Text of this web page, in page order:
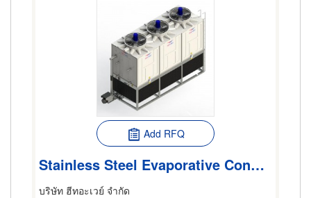
Add RFQ
Stainless Steel Evaporative Condenser:ECF Series เครื่องเย็น
บริษัท ฮีทอะเวย์ จำกัด